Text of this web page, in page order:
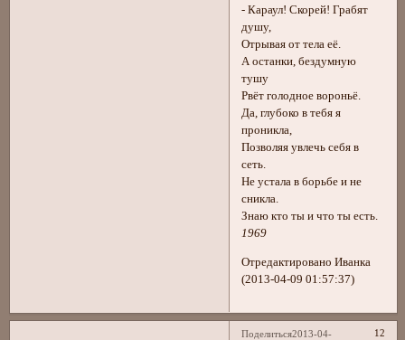
- Караул! Скорей! Грабят
душу,
Отрывая от тела её.
А останки, бездумную
тушу
Рвёт голодное вороньё.
Да, глубоко в тебя я
проникла,
Позволяя увлечь себя в
сеть.
Не устала в борьбе и не
сникла.
Знаю кто ты и что ты есть.
1969
Отредактировано Иванка
(2013-04-09 01:57:37)
Поделиться 12
2013-04-